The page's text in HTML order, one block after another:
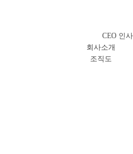
CEO 인
회사소개
조직도